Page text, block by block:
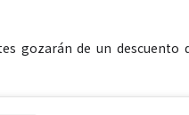
gozarán de un